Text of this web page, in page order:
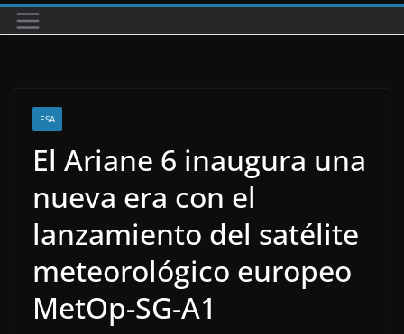
ESA
El Ariane 6 inaugura una
nueva era con el
lanzamiento del satélite
meteorológico europeo
MetOp-SG-A1